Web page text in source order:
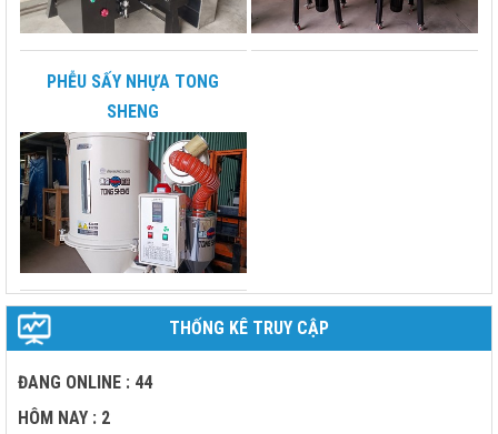
PHỄU SẤY NHỰA TONG
SHENG
THỐNG KÊ TRUY CẬP
ĐANG ONLINE : 44
HÔM NAY : 2